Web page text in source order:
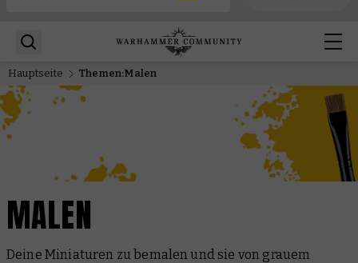
Hauptseite Themen:Malen
MALEN
Deine Miniaturen zu bemalen und sie von grauem